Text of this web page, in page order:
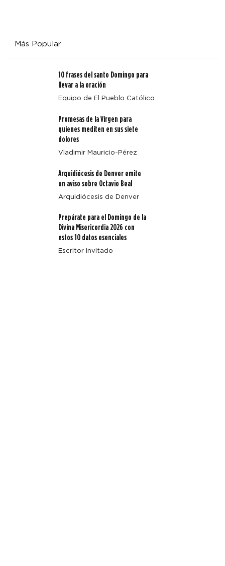
Más Popular
10 frases del santo Domingo para
llevar a la oración
Equipo de El Pueblo Católico
Promesas de la Virgen para
quienes mediten en sus siete
dolores
Vladimir Mauricio-Pérez
Arquidiócesis de Denver emite
un aviso sobre Octavio Beal
Arquidiócesis de Denver
Prepárate para el Domingo de la
Divina Misericordia 2026 con
estos 10 datos esenciales
Escritor Invitado